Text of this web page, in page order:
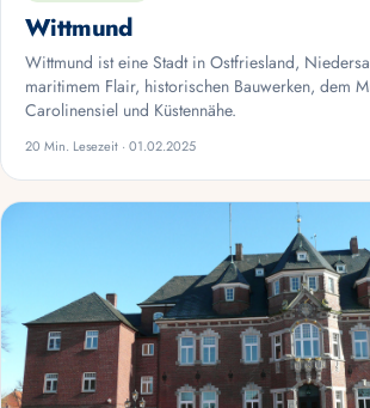
Wittmund
Wittmund ist eine Stadt in Ostfriesland,
maritimem Flair, historischen Bauwerken, dem
Carolinensiel und Küstennähe.
20 Min. Lesezeit · 01.02.2025